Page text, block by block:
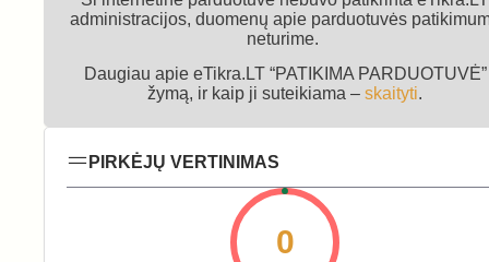
administracijos, duomenų apie parduotuvės
neturime.
Daugiau apie eTikra.LT “PATIKIMA PARDUOTUVĖ”
žymą, ir kaip ji suteikiama – skaityti.
PIRKĖJŲ VERTINIMAS
0